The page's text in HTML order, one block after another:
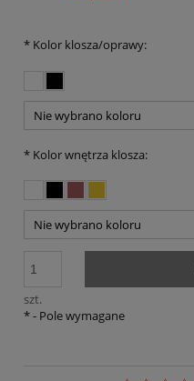
* Kolor klosza/oprawy:
* Kolor wnętrza klosza:
szt.
*- Pole wymagane